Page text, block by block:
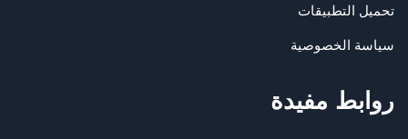
تحميل التطبيقات
سياسة الخصوصية
روابط مفيدة